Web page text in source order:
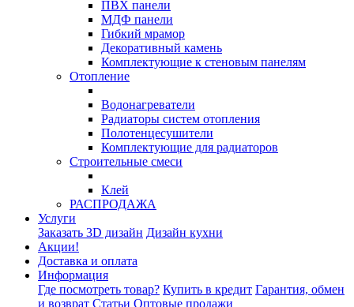
ПВХ панели
МДФ панели
Гибкий мрамор
Декоративный камень
Комплектующие к стеновым панелям
Отопление
Водонагреватели
Радиаторы систем отопления
Полотенцесушители
Комплектующие для радиаторов
Строительные смеси
Клей
РАСПРОДАЖА
Услуги
Заказать 3D дизайн Дизайн кухни
Акции!
Доставка и оплата
Информация
Где посмотреть товар? Купить в кредит Гарантия, обмен
и возврат Статьи Оптовые продажи